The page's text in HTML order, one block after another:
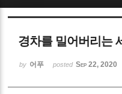
경차를 밀어버리는
by 어푸 posted Sep 22, 2020
Sketchbook5,